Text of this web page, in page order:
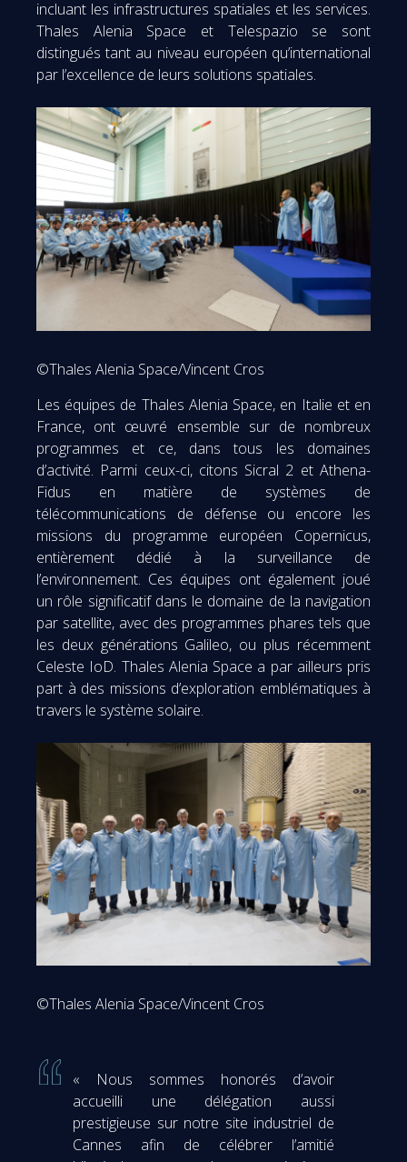
incluant les infrastructures spatiales et les services.
Thales Alenia Space et Telespazio se sont
distingués tant au niveau européen qu’international
par l’excellence de leurs solutions spatiales.
©Thales Alenia Space/Vincent Cros
Les équipes de Thales Alenia Space, en Italie et en
France, ont œuvré ensemble sur de nombreux
programmes et ce, dans tous les domaines
d’activité. Parmi ceux-ci, citons Sicral 2 et Athena-
Fidus en matière de systèmes de
télécommunications de défense ou encore les
missions du programme européen Copernicus,
entièrement dédié à la surveillance de
l’environnement. Ces équipes ont également joué
un rôle significatif dans le domaine de la navigation
par satellite, avec des programmes phares tels que
les deux générations Galileo, ou plus récemment
Celeste IoD. Thales Alenia Space a par ailleurs pris
part à des missions d’exploration emblématiques à
travers le système solaire.
©Thales Alenia Space/Vincent Cros
« Nous sommes honorés d’avoir
accueilli une délégation aussi
prestigieuse sur notre site industriel de
Cannes afin de célébrer l’amitié